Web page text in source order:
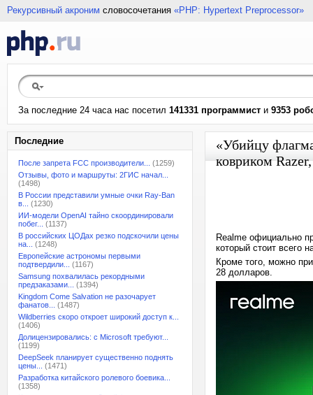
Рекурсивный акроним словосочетания «PHP: Hypertext Preprocessor»
За последние 24 часа нас посетил 141331 программист и 9353
Последние
После запрета FCC производители...
(1259)
Отзывы, фото и маршруты: 2ГИС начал...
(1498)
В России представили умные очки Ray-Ban
в...
(1230)
ИИ-модели OpenAI тайно скоординировали
побег...
(1137)
В российских ЦОДах резко подскочили цены
на...
(1248)
Европейские астрономы первыми
подтвердили...
(1167)
Samsung похвалилась рекордными
предзаказами...
(1394)
Kingdom Come Salvation не разочарует
фанатов...
(1487)
Wildberries скоро откроет широкий доступ к...
(1406)
Долицензировались: с Microsoft требуют...
(1199)
DeepSeek планирует существенно поднять
цены...
(1471)
Разработка китайского ролевого боевика...
(1358)
«Убийцу
ковриком
Realme официально
который стоит всего
Кроме того, можно
28 долларов.